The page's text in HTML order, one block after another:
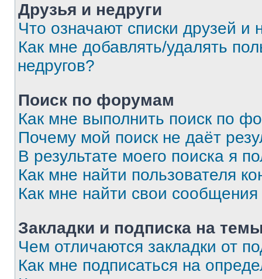
Друзья и недруги
Что означают списки друзей и
Как мне добавлять/удалять
недругов?
Поиск по форумам
Как мне выполнить поиск по
Почему мой поиск не даёт
В результате моего поиска я
Как мне найти пользователя
Как мне найти свои
Закладки и подписка на
Чем отличаются закладки от
Как мне подписаться на